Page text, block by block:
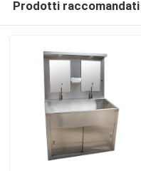
Casa
Prodotti raccomandati